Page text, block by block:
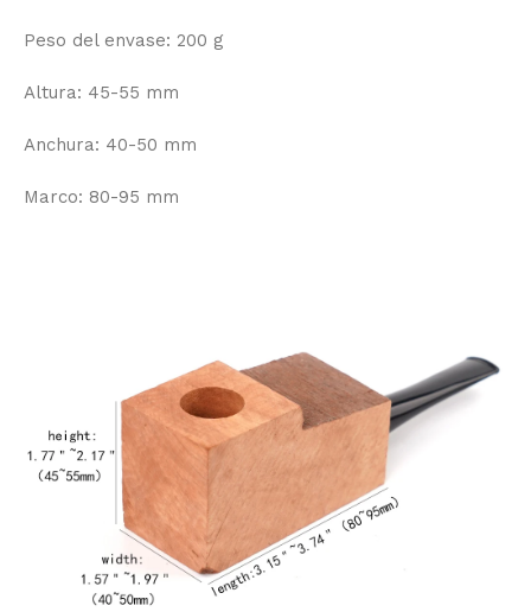
Peso del envase: 200 g
Altura: 45-55 mm
Anchura: 40-50 mm
Marco: 80-95 mm